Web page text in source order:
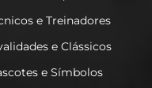
e Treinadores
e Clássicos
e Símbolos